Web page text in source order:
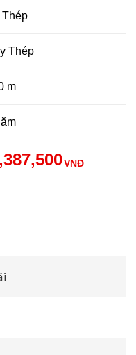
Thép
Thép
m
VNĐ